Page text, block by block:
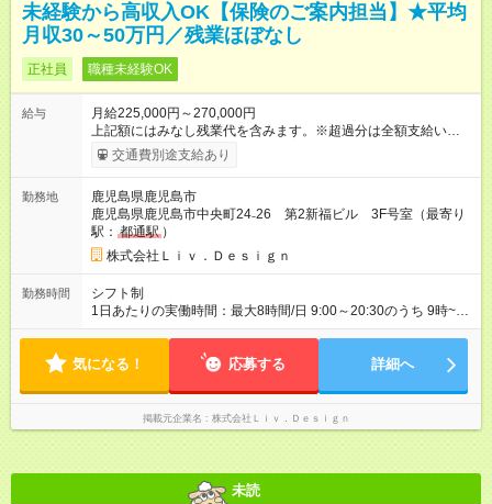
未経験から高収入OK【保険のご案内担当】★平均
月収30～50万円／残業ほぼなし
正社員 職種未経験OK
給与
月給225,000円～270,000円
上記額にはみなし残業代を含みます。※超過分は全額支給いたし
ます。 みなし残業代 33,750円 以上／月 みなし残業時間 23.06
時間／月 月給22万5000円以上＋報奨金 ★別途、賞与年2回・各
す。 ※上記には固定残業代（23.06時間分、3万3750円以上）を
含む。超過分は追加支給。 ※試用期間2ヶ月あり。(交通費支給
を除く福利厚生・待遇は、試用期間終了後からの適用となりま
す。) 【試用期間】試用期間あり 試用期間の長さ：2ヶ月 ※ 雇用
形態と給与に、本採用時と異なる部分があります。 雇用形態：
中途採用（契約社員） 給与：月給 225,000円 ～ 270,000円 上記
額にはみなし残業代を含みます。※超過分は全額支給いたしま
／月
交通費別途支給あり
勤務地
鹿児島県鹿児島市
鹿児島県鹿児島市中央町24₋26 第2新福ビル 3F号室（最寄り
駅： 都通駅 ）
株式会社Ｌｉｖ．Ｄｅｓｉｇｎ
勤務時間
シフト制
1日あたりの実働時間：最大8時間/日 9:00～20:30のうち 9時~18
時 10時～19時 11時～20時 11時30分～20時30分 ※会場によっ
気になる！ 応募する 詳細へ
掲載元企業名 株式会社Ｌｉｖ．Ｄｅｓｉｇｎ
未読